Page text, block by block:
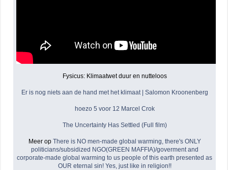
Fysicus: Klimaatwet duur en nutteloos
Er is nog niets aan de hand met het klimaat | Salomon Kroonenberg
hoezo 5 voor 12 Marcel Crok
The Uncertainty Has Settled (Full film)
Meer op There is NO men-made global warming, there's ONLY
politicians/subsidized NGO(GREEN MAFFIA)/goverment and
corporate-made global warming to us people of this earth presented as
OUR eternal sin! Yes, just like in religion!!